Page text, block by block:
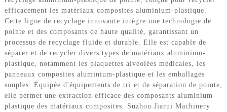
efficacement les matériaux composites aluminium-plastique.
Cette ligne de recyclage innovante intègre une technologie de
pointe et des composants de haute qualité, garantissant un
processus de recyclage fluide et durable. Elle est capable de
séparer et de recycler divers types de matériaux aluminium-
plastique, notamment les plaquettes alvéolées médicales, les
panneaux composites aluminium-plastique et les emballages
souples. Équipée d'équipements de tri et de séparation de pointe,
elle permet une extraction efficace des composants aluminium-
plastique des matériaux composites. Suzhou Jiarui Machinery